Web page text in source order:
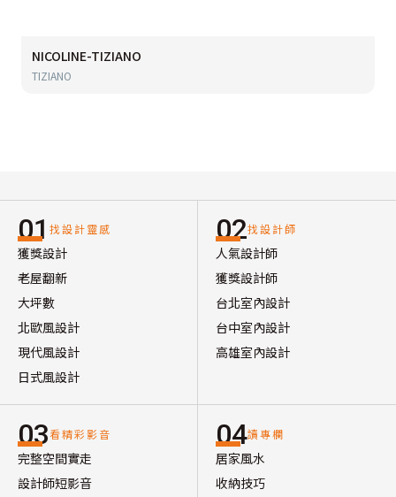
NICOLINE-TIZIANO
TIZIANO
01 找設計靈感
獲獎設計
老屋翻新
大坪數
北歐風設計
現代風設計
日式風設計
02找設計師
人氣設計師
獲獎設計師
台北室內設計
台中室內設計
高雄室內設計
03看精彩影音
完整空間實走
設計師短影音
04讀專欄
居家風水
收納技巧